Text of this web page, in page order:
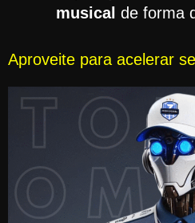
musical de forma
Aproveite para acelerar